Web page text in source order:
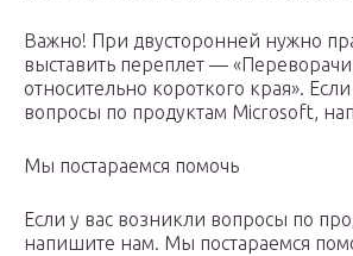
Важно! При двусторонней нужно
выставить переплет —
относительно короткого края».
вопросы по продуктам Microsoft,
Мы постараемся помочь
Если у вас возникли вопросы по
напишите нам. Мы постараемся